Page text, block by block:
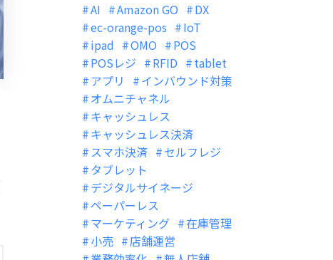
AI Amazon GO
DX
ec-orange-pos
IoT
ipad
OMO
POS
POSレジ
RFID
tablet
アプリ
インバウンド対策
オムニチャネル
キャッシュレス
キャッシュレス決済
スマホ決済
セルフレジ
タブレット
デジタルサイネージ
ペーパーレス
マーケティング
在庫管理
小売
店舗運営